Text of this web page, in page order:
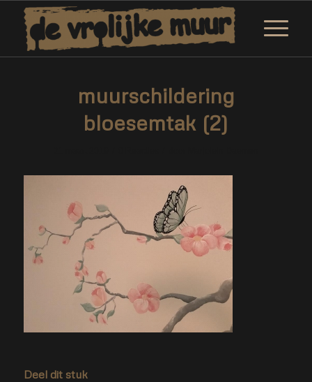
muurschildering
bloesemtak (2)
Deel dit stuk